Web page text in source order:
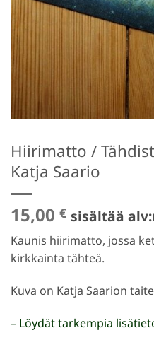
Hiirimatto /
Katja Saario
15,00 € sisältää
Kaunis hiirimatto, jossa
kirkkainta tähteä.
Kuva on Katja Saarion
– Löydät tarkempia